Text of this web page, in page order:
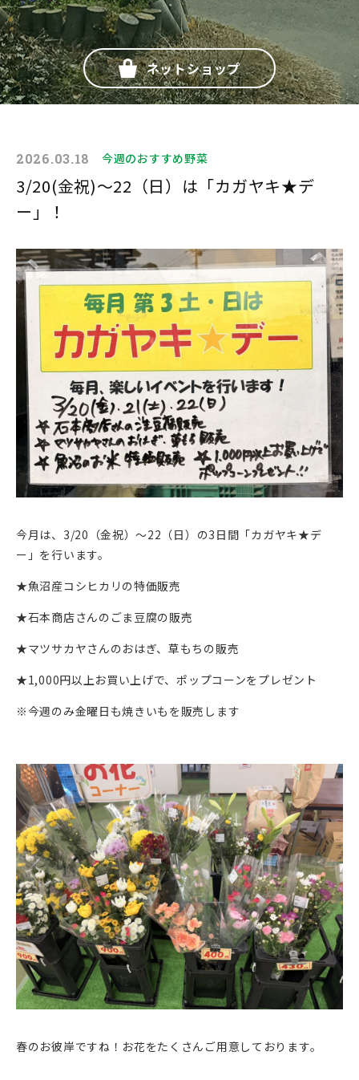
ネットショップ
2026.03.18 今週のおすすめ野菜
3/20(金祝)～22（日）は「カガヤキ★デ
ー」！
今月は、3/20（金祝）～22（日）の3日間「カガヤキ★デ
ー」を行います。
★魚沼産コシヒカリの特価販売
★石本商店さんのごま豆腐の販売
★マツサカヤさんのおはぎ、草もちの販売
★1,000円以上お買い上げで、ポップコーンをプレゼント
※今週のみ金曜日も焼きいもを販売します
春のお彼岸ですね！お花をたくさんご用意しております。